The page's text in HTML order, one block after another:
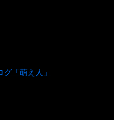
「萌え人」